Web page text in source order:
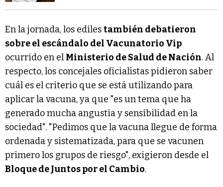
En la jornada, los edilestambién debatieron
sobre el escándalo del Vacunatorio Vip
ocurrido en el Ministerio de Salud de Nación. Al
respecto, los concejales oficialistas pidieron saber
cuál es el criterio que se está utilizando para
aplicar la vacuna, ya que "es un tema que ha
generado mucha angustia y sensibilidad en la
sociedad". "Pedimos que la vacuna llegue de forma
ordenada y sistematizada, para que se vacunen
primero los grupos de riesgo", exigieron desde el
Bloque de Juntos por el Cambio.